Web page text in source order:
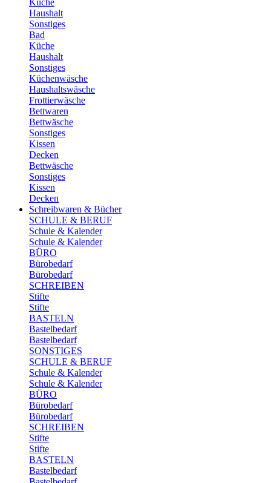
Küche
Haushalt
Sonstiges
Bad
Küche
Haushalt
Sonstiges
Küchenwäsche
Haushaltswäsche
Frottierwäsche
Bettwaren
Bettwäsche
Sonstiges
Kissen
Decken
Bettwäsche
Sonstiges
Kissen
Decken
Schreibwaren & Bücher
SCHULE & BERUF
Schule & Kalender
Schule & Kalender
BÜRO
Bürobedarf
Bürobedarf
SCHREIBEN
Stifte
Stifte
BASTELN
Bastelbedarf
Bastelbedarf
SONSTIGES
SCHULE & BERUF
Schule & Kalender
Schule & Kalender
BÜRO
Bürobedarf
Bürobedarf
SCHREIBEN
Stifte
Stifte
BASTELN
Bastelbedarf